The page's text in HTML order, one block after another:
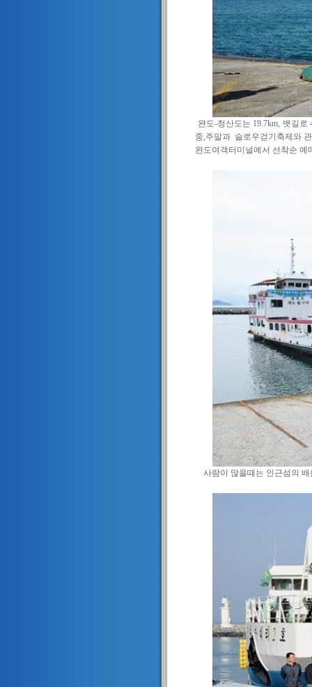
완도-청산도는 19.7km, 뱃길
중,주말과 슬로우걷기축제와
완도여객터미널에서 선착순 예
사람이 많을때는 인근섬의